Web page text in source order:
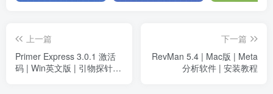
上一篇
Primer Express 3.0.1 激活
码 | Win英文版 | 引物探针设
下一篇
RevMan 5.4 | Mac版 | Meta
分析软件 | 安装教程